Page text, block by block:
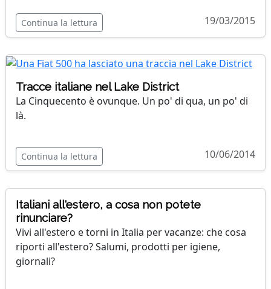
Continua la lettura 19/03/2015
Tracce italiane nel Lake District
La Cinquecento è ovunque. Un po' di qua, un po' di
là.
Continua la lettura 10/06/2014
Italiani all'estero, a cosa non potete
rinunciare?
Vivi all'estero e torni in Italia per vacanze: che cosa
riporti all'estero? Salumi, prodotti per igiene,
giornali?